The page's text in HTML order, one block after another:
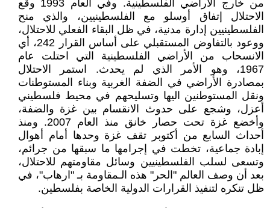
من خارج الأراضي الفلسطينية. وفي العام 1993 وقع
الاحتلال إتفاق أوسلو مع الفلسطينيين، والذي منح
الفلسطينيين إدارة مدنية، في ظل البقاء الفعلي للاحتلال،
ووعود بالتفاوض المستقبلي على أساس القرار 242، أي
الانسحاب من الأراضي الفلسطينية التي احتلت عام
1967، وهو الأمر الذي لم يحدث. استمر الاحتلال
بمصادرة الأراضي في الضفة الغربية وبناء المستوطنات
ونقل المستوطنين اليها وتسليحهم في محيط فلسطيني
أعزل، وشجع على حدوث الانقسام بين غزة والضفة،
وأخضع غزة تحت حصار خانق منذ العام 2007. ومنذ
أحداث السابع من أكتوبر تقف غزة وحدها أمام أهوال
إبادة جماعية، تخطت في إجرامها ما سبقها من جرائم،
وتسعى لسلب الفلسطينيين وسائل مقاومتهم للاحتلال،
بعد أن وصف العالم "الحر" هذه الـمقاومة بـ "ارهاب"، في
ظل تنكره لتنفيذ القرارات الدولية الخاصة بفلسطين.